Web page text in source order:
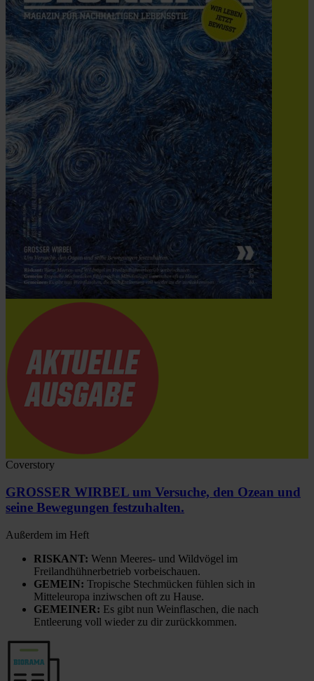
Coverstory
GROSSER WIRBEL um Versuche, den Ozean und
seine Bewegungen festzuhalten.
Außerdem im Heft
RISKANT: Wenn Meeres- und Wildvögel im
Freilandhühnerbetrieb vorbeischauen.
GEMEIN: Tropische Stechmücken fühlen sich in
Mitteleuropa inziwschen oft zu Hause.
GEMEINER: Es gibt nun Weinflaschen, die nach
Entleerung voll wieder zu dir zurückkommen.